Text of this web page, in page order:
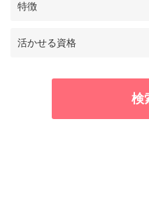
特徴
活かせる資格